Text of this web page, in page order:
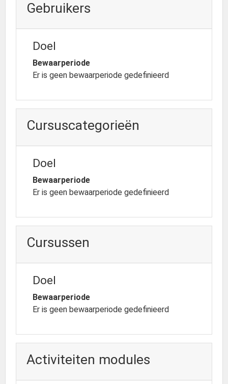
Gebruikers
Doel
Bewaarperiode
Er is geen bewaarperiode gedefinieerd
Cursuscategorieën
Doel
Bewaarperiode
Er is geen bewaarperiode gedefinieerd
Cursussen
Doel
Bewaarperiode
Er is geen bewaarperiode gedefinieerd
Activiteiten modules